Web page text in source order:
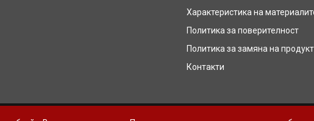
Характеристика на
Политика за поверителност
Политика за замяна на
Контакти